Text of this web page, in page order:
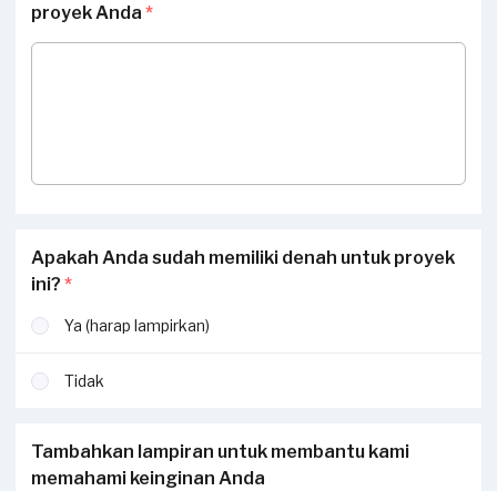
proyek Anda *
Apakah Anda sudah memiliki denah untuk proyek
ini? *
Ya (harap lampirkan)
Tidak
Tambahkan lampiran untuk membantu kami
memahami keinginan Anda